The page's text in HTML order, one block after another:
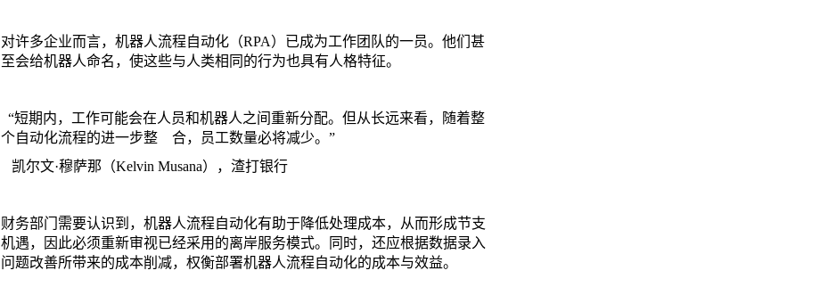
对许多企业而言，机器人流程自动化（RPA）已成为工作团队的一员。他们甚
至会给机器人命名，使这些与人类相同的行为也具有人格特征。
“短期内，工作可能会在人员和机器人之间重新分配。但从长远来看，随着整
个自动化流程的进一步整 合，员工数量必将减少。”
凯尔文·穆萨那（Kelvin Musana），渣打银行
财务部门需要认识到，机器人流程自动化有助于降低处理成本，从而形成节支
机遇，因此必须重新审视已经采用的离岸服务模式。同时，还应根据数据录入
问题改善所带来的成本削减，权衡部署机器人流程自动化的成本与效益。